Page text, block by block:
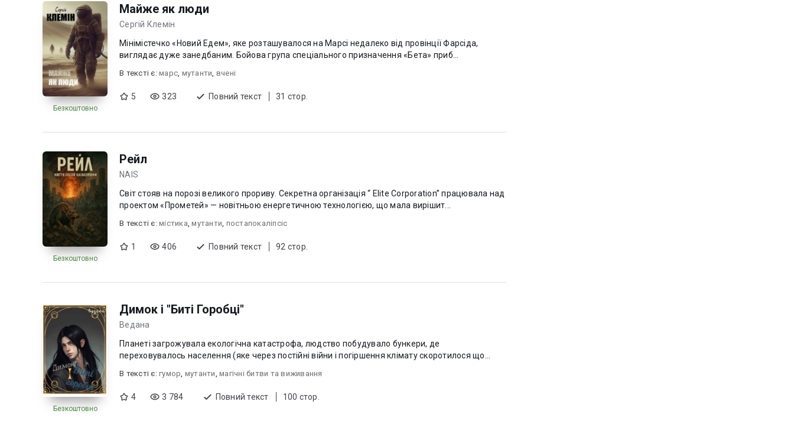
Безкоштовно
Майже як люди
Сергій Клемін
Мінімістечко «Новий Едем», яке розташувалося на Марсі недалеко від провінції Фарсіда,
виглядає дуже занедбаним. Бойова група спеціального призначення «Бета» приб...
В текcті є: марс, мутанти, вчені
5 323 Повний текст 31 стор.
Безкоштовно
Рейл
NAIS
Світ стояв на порозі великого прориву. Секретна організація “ Elite Corporation” працювала над
проектом «Прометей» — новітньою енергетичною технологією, що мала вирішит...
В текcті є: містика,мутанти, постапокаліпсіс
1 406 Повний текст 92 стор.
Безкоштовно
Димок і "Биті Горобці"
Ведана
Планеті загрожувала екологічна катастрофа, людство побудувало бункери, де
переховувалось населення (яке через постійні війни і погіршення клімату скоротилося що...
В текcті є: гумор, мутанти, магічні битви та виживання
4 3 784 Повний текст 100 стор.